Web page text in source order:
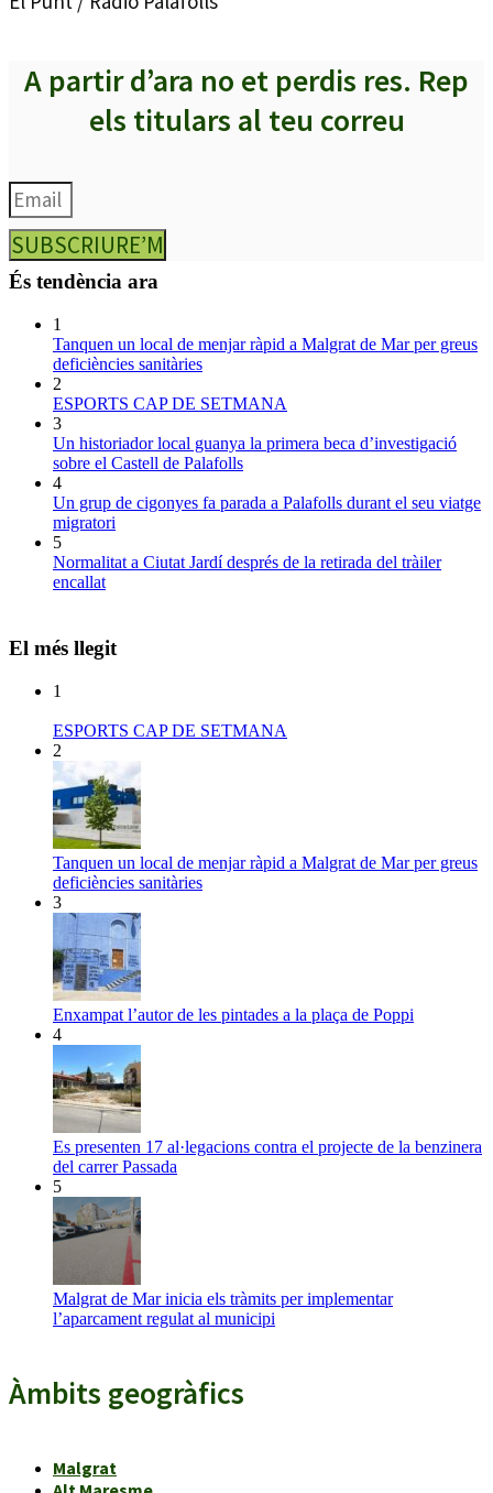
A partir d’ara no et perdis res. Rep
els titulars al teu correu
SUBSCRIURE’M
És tendència ara
1
Tanquen un local de menjar ràpid a Malgrat de Mar per greus
deficiències sanitàries
2
ESPORTS CAP DE SETMANA
3
Un historiador local guanya la primera beca d’investigació
sobre el Castell de Palafolls
4
Un grup de cigonyes fa parada a Palafolls durant el seu viatge
migratori
5
Normalitat a Ciutat Jardí després de la retirada del tràiler
encallat
El més llegit
1
ESPORTS CAP DE SETMANA
2
Tanquen un local de menjar ràpid a Malgrat de Mar per greus
deficiències sanitàries
3
Enxampat l’autor de les pintades a la plaça de Poppi
4
Es presenten 17 al·legacions contra el projecte de la benzinera
del carrer Passada
5
Malgrat de Mar inicia els tràmits per implementar
l’aparcament regulat al municipi
Àmbits geogràfics
Malgrat